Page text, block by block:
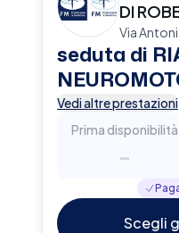
DI
Via
seduta di
Vedi altre prestazioni
Prima disponibilità
-
Scegli